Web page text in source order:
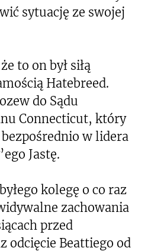
sytuację ze swojej
to on był siłą
Hatebreed.
do Sądu
Connecticut, który
w lidera
Jastę.
kolegę o co raz
zachowania
przed
odcięcie Beattiego od